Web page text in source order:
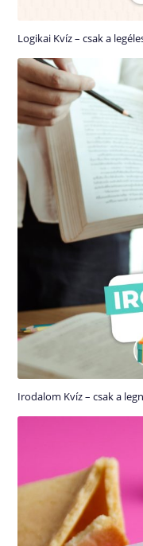
Logikai Kvíz – csak a
Irodalom Kvíz – csak a